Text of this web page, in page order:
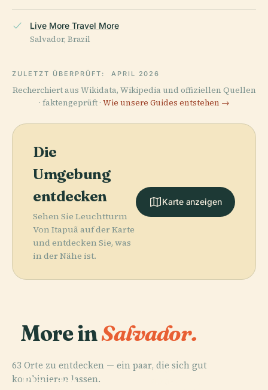
Live More Travel More
Salvador, Brazil
ZULETZT ÜBERPRÜFT: APRIL 2026
Recherchiert aus Wikidata, Wikipedia und offiziellen Quellen
· faktengeprüft · Wie unsere Guides entstehen →
Die
Umgebung
entdecken
Sehen Sie Leuchtturm
Von Itapuã auf der Karte
und entdecken Sie, was
in der Nähe ist.
Karte anzeigen
More inSalvador.
63 Orte zu entdecken — ein paar, die sich gut
kombinieren lassen.
PLACE
Elevador
PLACE
PLACE